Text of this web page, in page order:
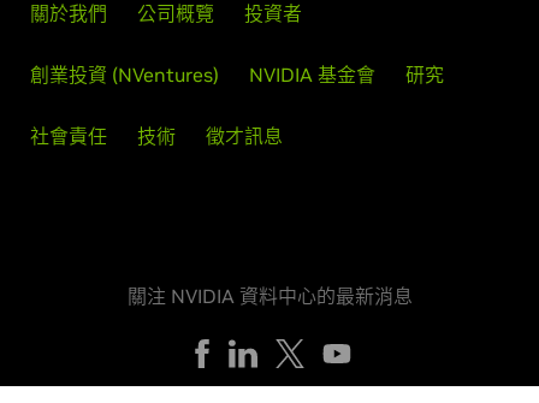
關於我們 公司概覽 投資者
創業投資 (NVentures) NVIDIA 基金會 研究
社會責任 技術 徵才訊息
關注 NVIDIA 資料中心的最新消息